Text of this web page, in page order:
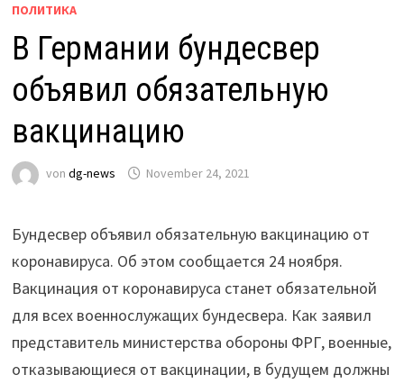
ПОЛИТИКА
В Германии бундесвер
объявил обязательную
вакцинацию
von dg-news November 24, 2021
Бундесвер объявил обязательную вакцинацию от
коронавируса. Об этом сообщается 24 ноября.
Вакцинация от коронавируса станет обязательной
для всех военнослужащих бундесвера. Как заявил
представитель министерства обороны ФРГ, военные,
отказывающиеся от вакцинации, в будущем должны